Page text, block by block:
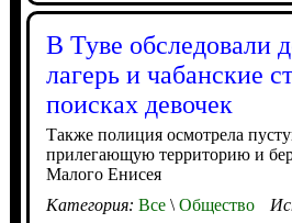
В Туве обследовали
лагерь и чабанские
поисках девочек
Также полиция осмотрела
прилегающую территорию и
Малого Енисея
Категория: Все\Общество